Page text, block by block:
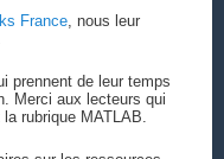
France, nous leur
prennent de leur temps
Merci aux lecteurs qui
rubrique MATLAB.